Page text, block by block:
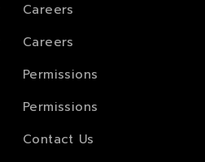
Careers
Careers
Permissions
Permissions
Contact Us